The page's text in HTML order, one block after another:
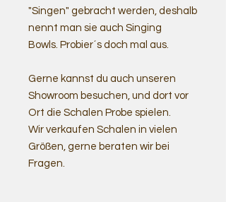
"Singen" gebracht werden, deshalb
nennt man sie auch Singing
Bowls. Probier´s doch mal aus.
Gerne kannst du auch unseren
Showroom besuchen, und dort vor
Ort die Schalen Probe spielen.
Wir verkaufen Schalen in vielen
Größen, gerne beraten wir bei
Fragen.